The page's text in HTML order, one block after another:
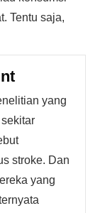
Tentu saja,
yang
stroke. Dan
yang